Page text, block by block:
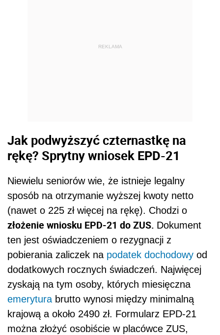
REKLAMA
Jak podwyższyć czternastkę na
rękę? Sprytny wniosek EPD-21
Niewielu seniorów wie, że istnieje legalny
sposób na otrzymanie wyższej kwoty netto
(nawet o 225 zł więcej na rękę). Chodzi o
złożenie wniosku EPD-21 do ZUS. Dokument
ten jest oświadczeniem o rezygnacji z
pobierania zaliczek na podatek dochodowy od
dodatkowych rocznych świadczeń. Najwięcej
zyskają na tym osoby, których miesięczna
emeryturabrutto wynosi między minimalną
krajową a około 2490 zł. Formularz EPD-21
można złożyć osobiście w placówce ZUS,